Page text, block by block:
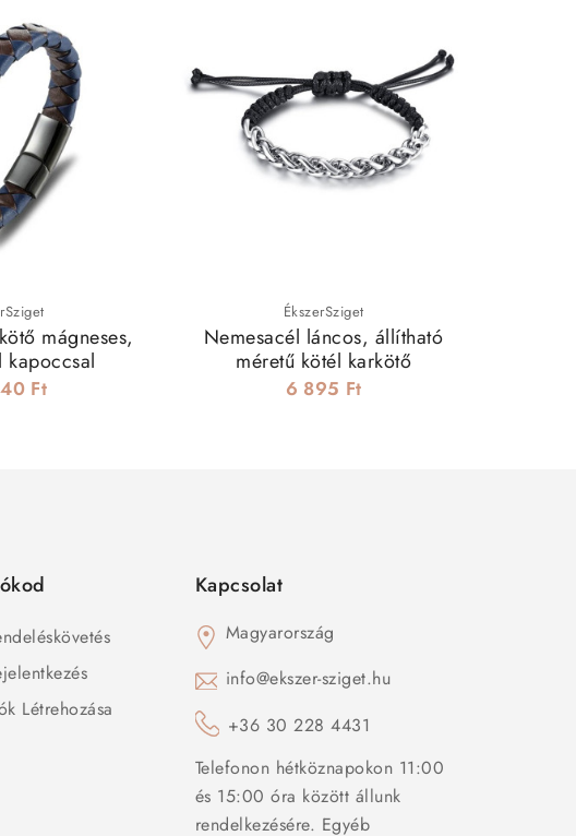
mágneses,
kapoccsal
Ft
ÉkszerSziget
Nemesacél láncos, állítható
méretű kötél karkötő
6 895 Ft
Létrehozása
Kapcsolat
Magyarország
info@ekszer-sziget.hu
+36 30 228 4431
Telefonon hétköznapokon 11:00
és 15:00 óra között állunk
rendelkezésére. Egyéb